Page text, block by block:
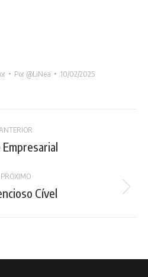
Por @LiNea 10/02/2025
Previous
Empresarial
PRÓXIMO
NextCível